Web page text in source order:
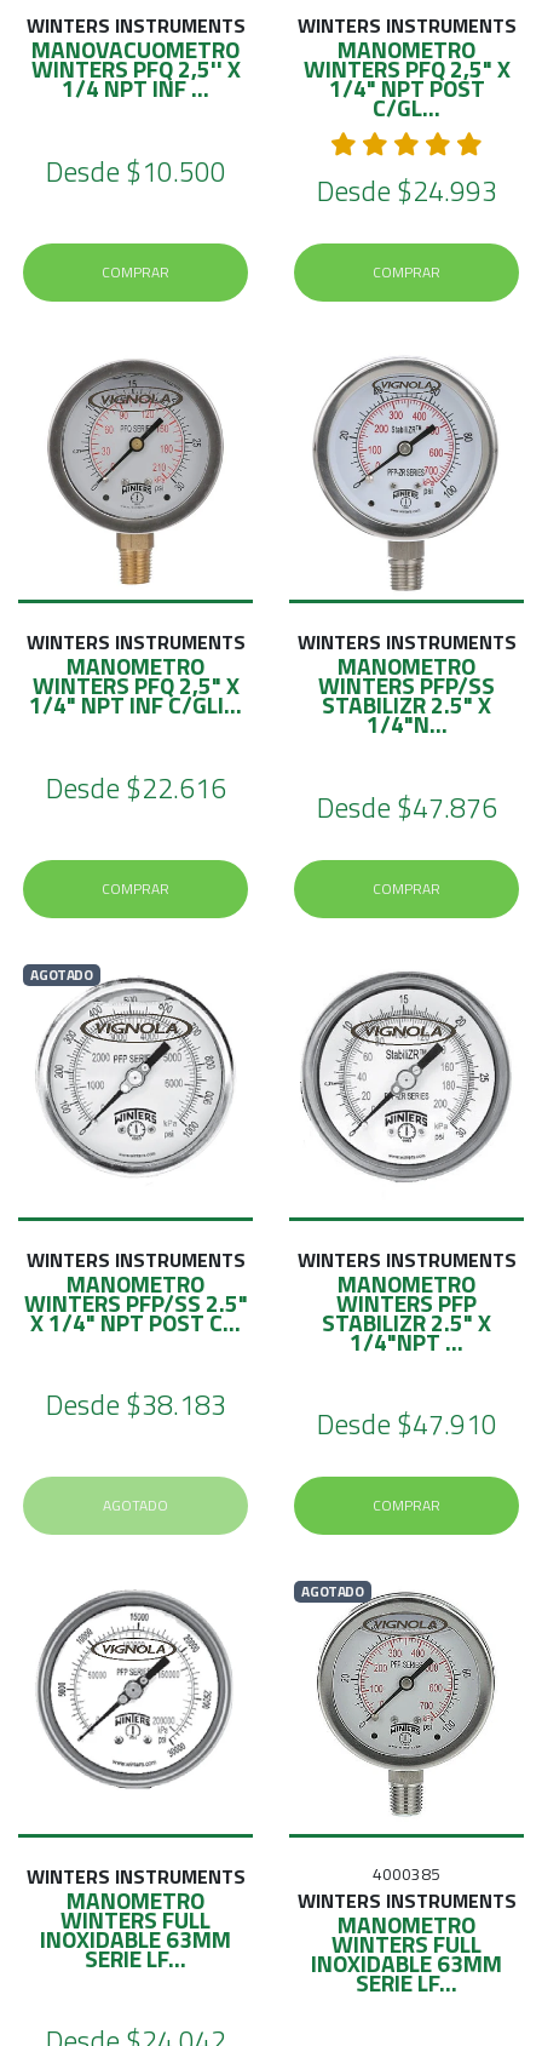
WINTERS INSTRUMENTS
MANOVACUOMETRO
WINTERS PFQ 2,5'' X
1/4 NPT INF ...
Desde$10.500
COMPRAR
WINTERS INSTRUMENTS
MANOMETRO
WINTERS PFQ 2,5" X
1/4" NPT POST
C/GL...
Desde$24.993
COMPRAR
WINTERS INSTRUMENTS
MANOMETRO
WINTERS PFQ 2,5" X
1/4" NPT INF C/GLI...
Desde$22.616
COMPRAR
WINTERS INSTRUMENTS
MANOMETRO
WINTERS PFP/SS
STABILIZR 2.5" X
1/4"N...
Desde$47.876
COMPRAR
AGOTADO
WINTERS INSTRUMENTS
MANOMETRO
WINTERS PFP/SS 2.5"
X 1/4" NPT POST C...
Desde$38.183
AGOTADO
WINTERS INSTRUMENTS
MANOMETRO
WINTERS PFP
STABILIZR 2.5" X
1/4"NPT ...
Desde$47.910
COMPRAR
WINTERS INSTRUMENTS
MANOMETRO
WINTERS FULL
INOXIDABLE 63MM
SERIE LF...
AGOTADO
4000385
WINTERS INSTRUMENTS
MANOMETRO
WINTERS FULL
INOXIDABLE 63MM
SERIE LF...